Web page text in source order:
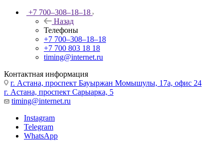
+7 700‒308‒18‒18
Назад
Телефоны
+7 700‒308‒18‒18
+7 700 803 18 18
timing@internet.ru
Контактная информация
г. Астана, проспект Бауыржан Момышулы, 17а, офис 24
г. Астана, проспект Сарыарка, 5
timing@internet.ru
Instagram
Telegram
WhatsApp